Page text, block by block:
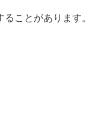
ことがあります。